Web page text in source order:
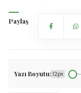
Paylaş
Yazı Boyutu: 12px